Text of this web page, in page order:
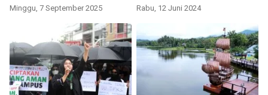
Minggu, 7 September 2025 Rabu, 12 Juni 2024